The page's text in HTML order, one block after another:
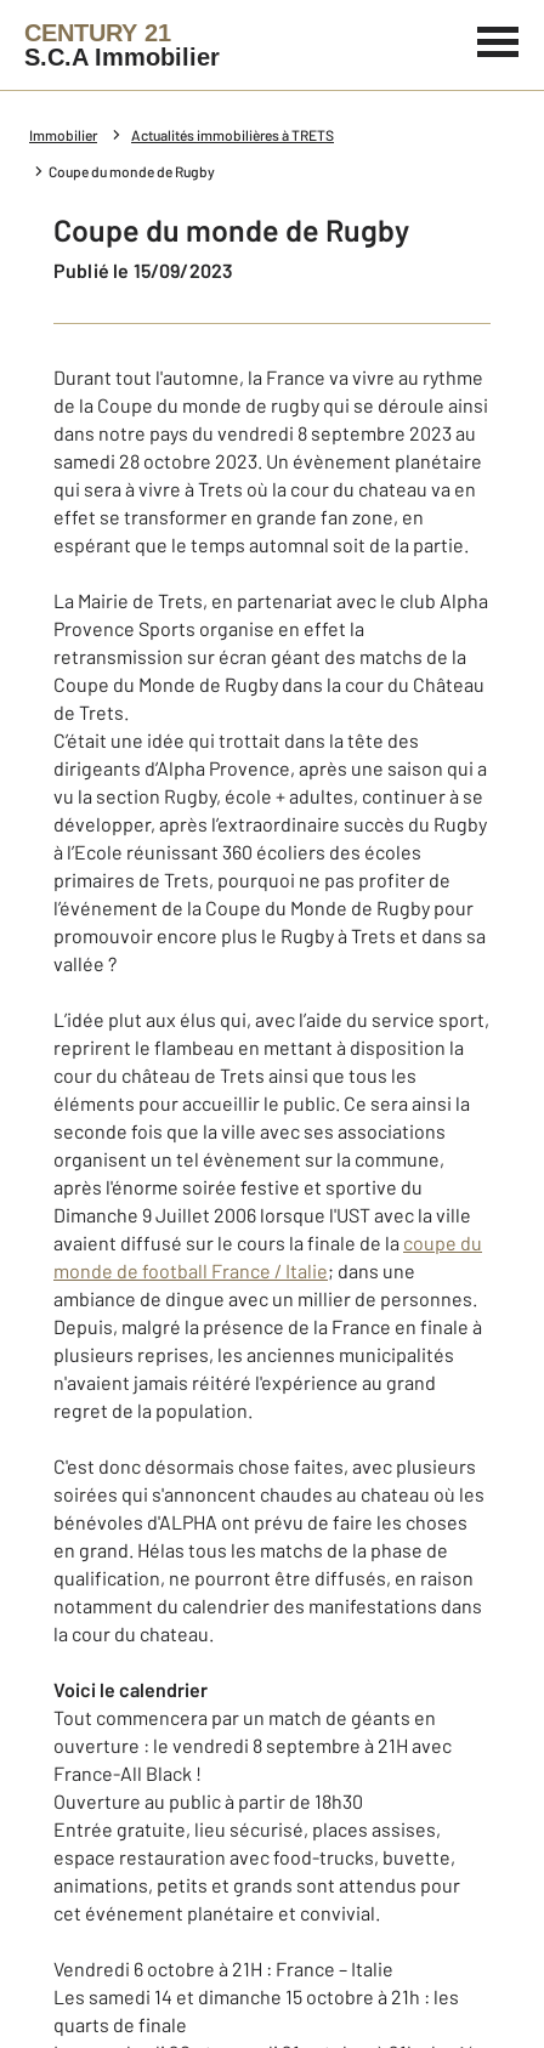
CENTURY 21
S.C.A Immobilier
Immobilier Actualités immobilières à TRETS
Coupe du monde de Rugby
Coupe du monde de Rugby
Publié le 15/09/2023
Durant tout l'automne, la France va vivre au rythme
de la Coupe du monde de rugby qui se déroule ainsi
dans notre pays du vendredi 8 septembre 2023 au
samedi 28 octobre 2023. Un évènement planétaire
qui sera à vivre à Trets où la cour du chateau va en
effet se transformer en grande fan zone, en
espérant que le temps automnal soit de la partie.
La Mairie de Trets, en partenariat avec le club Alpha
Provence Sports organise en effet la
retransmission sur écran géant des matchs de la
Coupe du Monde de Rugby dans la cour du Château
de Trets.
C’était une idée qui trottait dans la tête des
dirigeants d’Alpha Provence, après une saison qui a
vu la section Rugby, école + adultes, continuer à se
développer, après l’extraordinaire succès du Rugby
à l’Ecole réunissant 360 écoliers des écoles
primaires de Trets, pourquoi ne pas profiter de
l’événement de la Coupe du Monde de Rugby pour
promouvoir encore plus le Rugby à Trets et dans sa
vallée ?
L’idée plut aux élus qui, avec l’aide du service sport,
reprirent le flambeau en mettant à disposition la
cour du château de Trets ainsi que tous les
éléments pour accueillir le public. Ce sera ainsi la
seconde fois que la ville avec ses associations
organisent un tel évènement sur la commune,
après l'énorme soirée festive et sportive du
Dimanche 9 Juillet 2006 lorsque l'UST avec la ville
avaient diffusé sur le cours la finale de la coupe du
monde de football France / Italie; dans une
ambiance de dingue avec un millier de personnes.
Depuis, malgré la présence de la France en finale à
plusieurs reprises, les anciennes municipalités
n'avaient jamais réitéré l'expérience au grand
regret de la population.
C'est donc désormais chose faites, avec plusieurs
soirées qui s'annoncent chaudes au chateau où les
bénévoles d'ALPHA ont prévu de faire les choses
en grand. Hélas tous les matchs de la phase de
qualification, ne pourront être diffusés, en raison
notamment du calendrier des manifestations dans
la cour du chateau.
Voici le calendrier
Tout commencera par un match de géants en
ouverture : le vendredi 8 septembre à 21H avec
France-All Black !
Ouverture au public à partir de 18h30
Entrée gratuite, lieu sécurisé, places assises,
espace restauration avec food-trucks, buvette,
animations, petits et grands sont attendus pour
cet événement planétaire et convivial.
Vendredi 6 octobre à 21H : France – Italie
Les samedi 14 et dimanche 15 octobre à 21h : les
quarts de finale